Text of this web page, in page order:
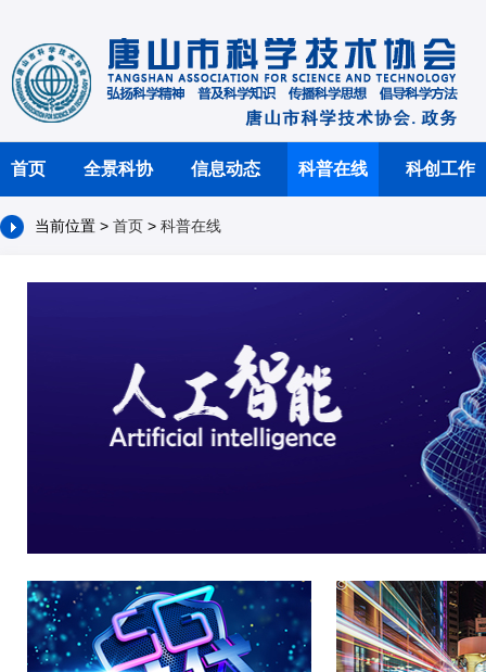
首页 全景科协 信息动态 科普在线 科创工作
当前位置 > 首页 > 科普在线